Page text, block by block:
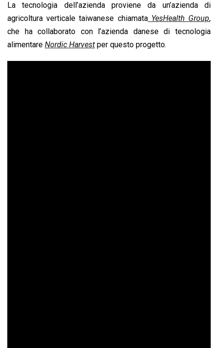
La tecnologia dell’azienda proviene da un’azienda di
agricoltura verticale taiwanese chiamata YesHealth Group,
che ha collaborato con l’azienda danese di tecnologia
alimentare Nordic Harvest per questo progetto.